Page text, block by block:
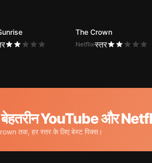
The Crown
Netflixस्तर
YouTube और
तक, हर स्तर के लिए बेस्ट पिक्स।